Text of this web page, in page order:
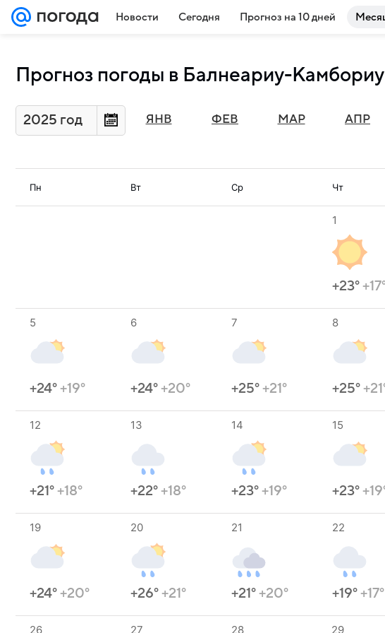
Новости Сегодня Прогноз на 10 дней
Прогноз погоды в Балнеариу-
2025 год ЯНВ ФЕВ МАР АПР
Пн Вт Ср Чт
1
+23°
5
+24°+19°
6
+24°+20°
7
+25°+21°
8
+25°
12
+21°+18°
13
+22°+18°
14
+23°+19°
15
+23°
19
+24°+20°
20
+26°+21°
21
+21°+20°
22
+19°+17°
26 27 28 29